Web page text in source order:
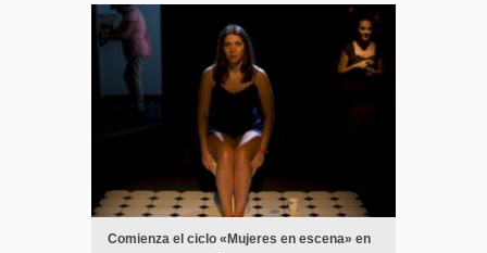
Comienza el ciclo «Mujeres en escena» en